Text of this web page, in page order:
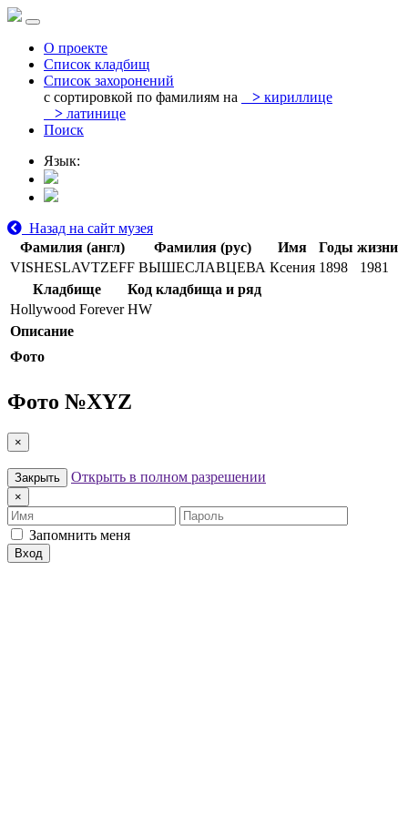
О проекте
Список кладбищ
Список захоронений
с сортировкой по фамилиям на
> кириллице
> латинице
Поиск
Язык:
Назад на сайт музея
Фамилия (англ)
Фамилия (рус) Имя
Годы жизни
VISHESLAVTZEFF ВЫШЕСЛАВЦЕВА Ксения 1898
1981
Кладбище
Код кладбища и ряд
Hollywood Forever HW
Описание
Фото
Фото №XYZ
×
Закрыть Открыть в полном разрешении
×
Имя
Пароль
Запомнить меня
Вход